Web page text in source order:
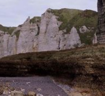
/www.france-voyage.com/chambres-